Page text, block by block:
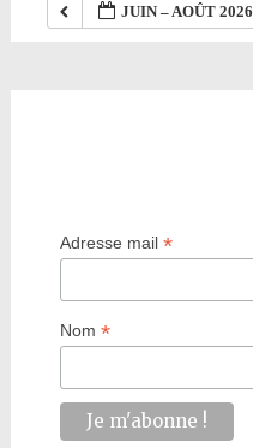
JUIN – AOÛT 2026
Adresse mail*
Nom*